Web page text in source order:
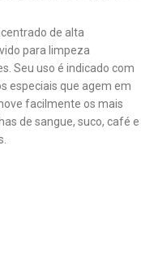
de alta
para limpeza
Seu uso é indicado com
especiais que agem em
facilmente os mais
de sangue, suco, café e